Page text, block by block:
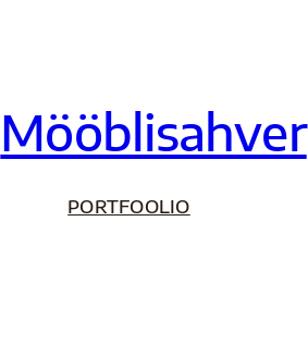
Mööblisahver
PORTFOOLIO